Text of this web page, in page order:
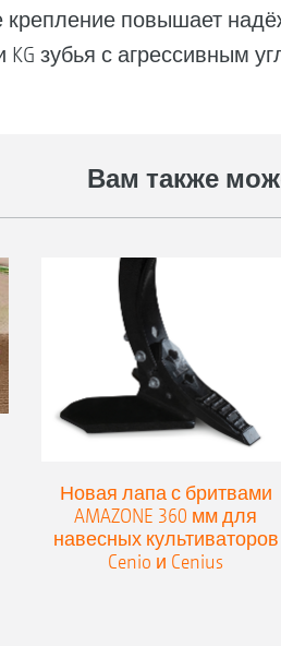
крепление повышает
KG зубья с агрессивным
Вам также
Новая лапа с бритвами
AMAZONE 360 мм для
навесных культиваторов
Cenio и Cenius